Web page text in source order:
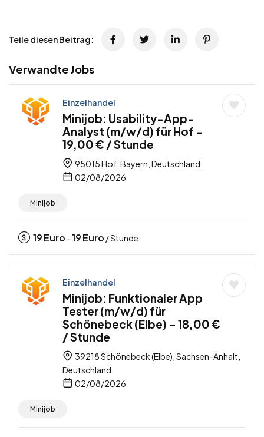
Teile diesen Beitrag:
Verwandte Jobs
Einzelhandel
Minijob: Usability-App-
Analyst (m/w/d) für Hof –
19,00 € / Stunde
95015 Hof, Bayern, Deutschland
02/08/2026
Minijob
19Euro -19Euro / Stunde
Einzelhandel
Minijob: Funktionaler App
Tester (m/w/d) für
Schönebeck (Elbe) – 18,00 €
/ Stunde
39218 Schönebeck (Elbe), Sachsen-Anhalt,
Deutschland
02/08/2026
Minijob